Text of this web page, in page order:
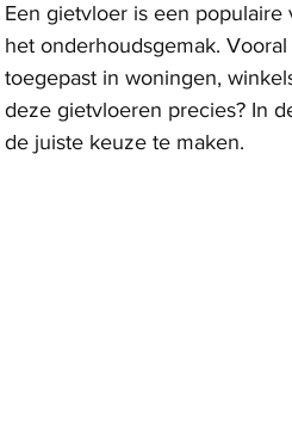
Een gietvloer is een
het onderhoudsgemak. Vooral
toegepast in woningen,
deze gietvloeren precies? In
de juiste keuze te maken.